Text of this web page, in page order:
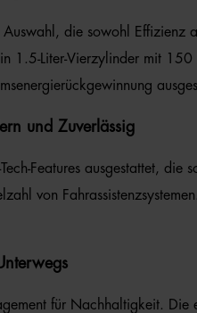
die sowohl Effizienz
1.5-Liter-Vierzylinder mit
und Zuverlässig
Tech-Features ausgestattet,
von
für Nachhaltigkeit.